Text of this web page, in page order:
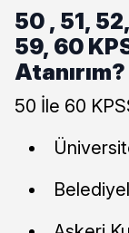
50 , 51,
59, 60
Atanırım?
50 İle 60